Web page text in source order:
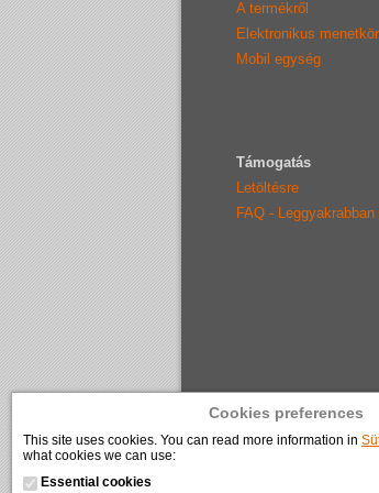
A termékről
Elektronikus
Mobil egység
Támogatás
Letöltésre
FAQ -
Cookies preferences
This site uses cookies. You can read more information in
what cookies we can use:
Essential cookies